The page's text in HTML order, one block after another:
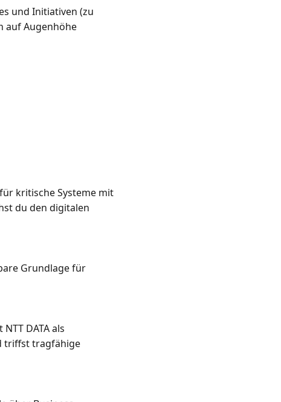
und Initiativen (zu
auf Augenhöhe
kritische Systeme mit
du den digitalen
Grundlage für
DATA als
triffst tragfähige